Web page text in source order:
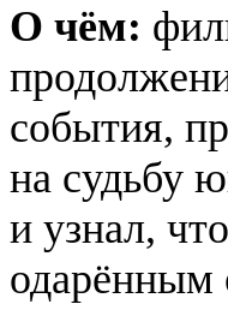
О чём:
события,
на судьбу
и узнал,
одарённым